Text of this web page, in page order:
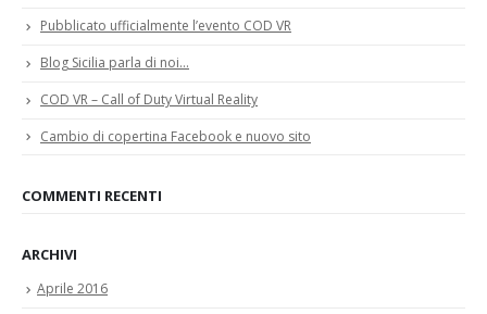
Pubblicato ufficialmente l’evento COD VR
Blog Sicilia parla di noi…
COD VR – Call of Duty Virtual Reality
Cambio di copertina Facebook e nuovo sito
COMMENTI RECENTI
ARCHIVI
Aprile 2016